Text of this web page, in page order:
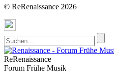
© ReRenaissance 2026
ReRenaissance
Forum Frühe Musik